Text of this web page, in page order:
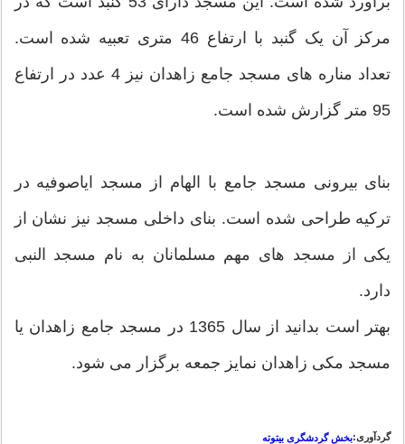
مرکز آن یک گنبد با ارتفاع 46 متری تعبیه شده است.
تعداد مناره های مسجد جامع زاهدان نیز 4 عدد در ارتفاع
95 متر گزارش شده است.
بنای بیرونی مسجد جامع با الهام از مسجد ایاصوفیه در
ترکیه طراحی شده است. بنای داخلی مسجد نیز نشان از
یکی از مسجد های مهم مسلمانان به نام مسجد النبی
دارد.
بهتر است بدانید از سال 1365 در مسجد جامع زاهدان یا
مسجد مکی زاهدان نمایز جمعه برگزار می شود.
گردآوری:بخش گردشگری بیتوته